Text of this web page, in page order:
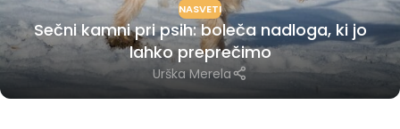
NASVETI
Sečni kamni pri psih: boleča nadloga, ki jo
lahko preprečimo
Urška Merela